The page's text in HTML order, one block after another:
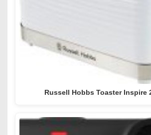
Russell Hobbs Toaster Inspire